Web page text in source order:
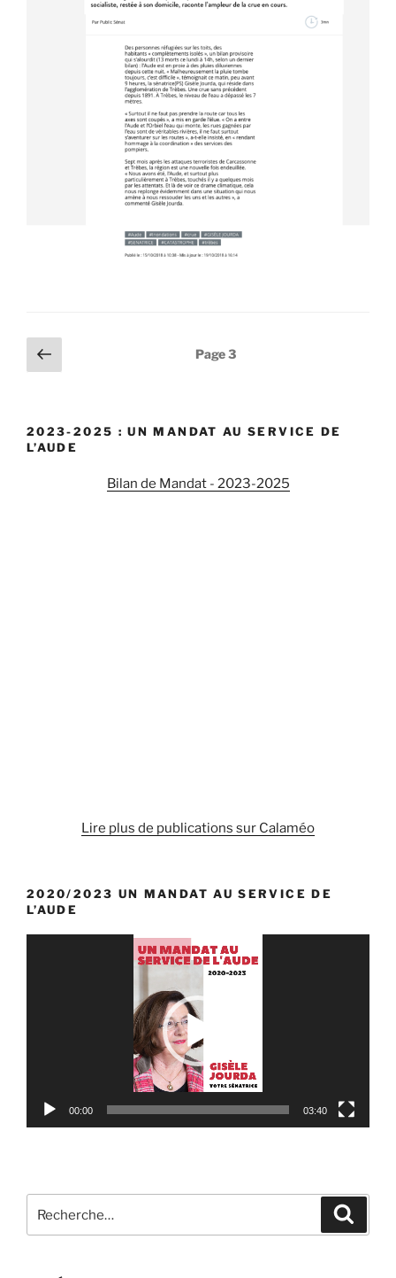
Navigation
desprécédente
Page3
2023-2025 : UN MANDAT AU SERVICE DE
L’AUDE
Bilan de Mandat - 2023-2025
Lire plus de publications sur Calaméo
2020/2023 UN MANDAT AU SERVICE DE
L’AUDE
00:00 03:40
pour